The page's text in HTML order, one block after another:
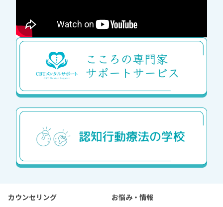
カウンセリング お悩み・情報